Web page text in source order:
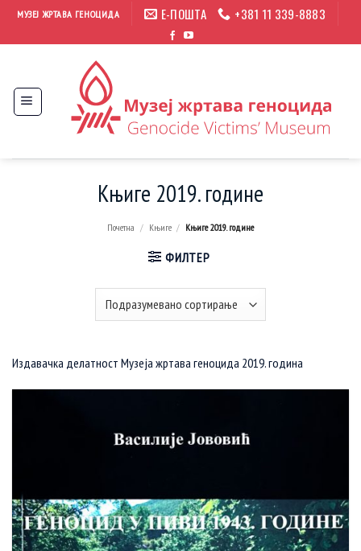
Прескочи
садржај
МУЗЕЈ ЖРТАВА ГЕНОЦИДА Е-ПОШТА +381 11 339-8883
Књиге 2019. године
Почетна / Књиге / Књиге 2019. године
ФИЛТЕР
Издавачка делатност Музеја жртава геноцида 2019. година